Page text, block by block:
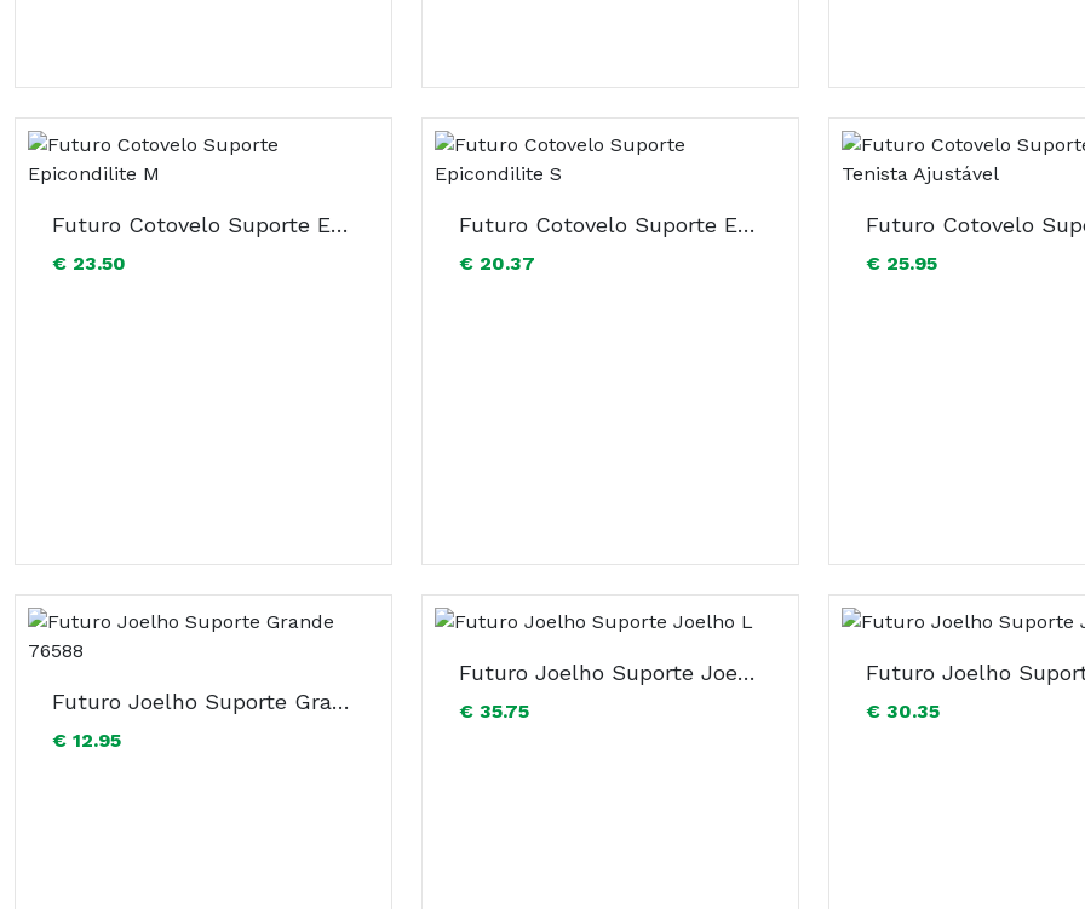
Futuro Cotovelo Suporte Epicondilite M
€ 23.50
Futuro Cotovelo Suporte Epicondilite S
€ 20.37 € 25.95
Futuro Joelho Suporte Grande 76588
€ 12.95
Futuro Joelho Suporte Joelho L
€ 35.75 € 30.35